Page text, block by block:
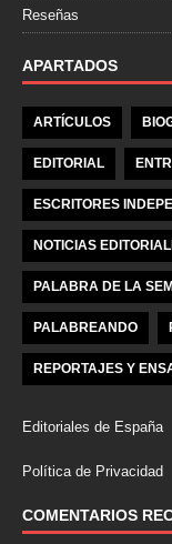
Reseñas
APARTADOS
ARTÍCULOS
EDITORIAL
ESCRITORES
NOTICIAS
PALABRA DE LA
PALABREANDO
REPORTAJES Y
Editoriales de España
Política de Privacidad
COMENTARIOS